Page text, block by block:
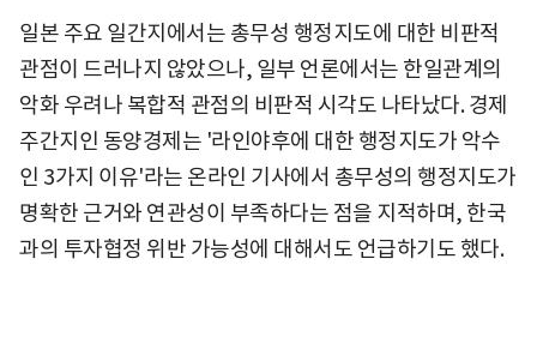
일본 주요 일간지에서는 총무성 행정지도에 대한 비판적
관점이 드러나지 않았으나, 일부 언론에서는 한일관계의
악화 우려나 복합적 관점의 비판적 시각도 나타났다. 경제
주간지인 동양경제는 '라인야후에 대한 행정지도가 악수
인 3가지 이유'라는 온라인 기사에서 총무성의 행정지도가
명확한 근거와 연관성이 부족하다는 점을 지적하며, 한국
과의 투자협정 위반 가능성에 대해서도 언급하기도 했다.